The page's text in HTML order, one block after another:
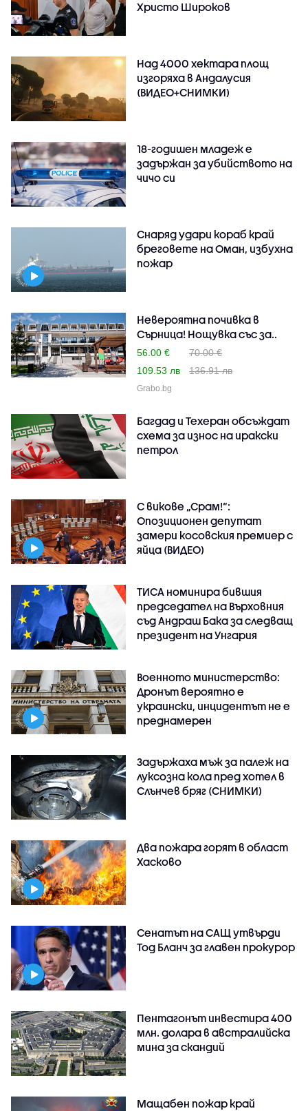
Христо Широков
Над 4000 хектара площ
изгоряха в Андалусия
(ВИДЕО+СНИМКИ)
18-годишен младеж е
задържан за убийството на
чичо си
Снаряд удари кораб край
бреговете на Оман, избухна
пожар
Невероятна почивка в
Сърница! Нощувка със за..
56.00 €
70.00 €
109.53 лв
136.91 лв
Grabo.bg
Багдад и Техеран обсъждат
схема за износ на иракски
петрол
С викове „Срам!“:
Опозиционен депутат
замери косовския премиер с
яйца (ВИДЕО)
ТИСА номинира бившия
председател на Върховния
съд Андраш Бака за следващ
президент на Унгария
Военното министерство:
Дронът вероятно е
украински, инцидентът не е
преднамерен
Задържаха мъж за палеж на
луксозна кола пред хотел в
Слънчев бряг (СНИМКИ)
Два пожара горят в област
Хасково
Сенатът на САЩ утвърди
Тод Бланч за главен прокурор
Пентагонът инвестира 400
млн. долара в австралийска
мина за скандий
Мащабен пожар край